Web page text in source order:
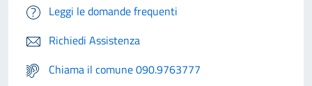
Leggi le domande frequenti
Richiedi Assistenza
Chiama il comune 090.9763777